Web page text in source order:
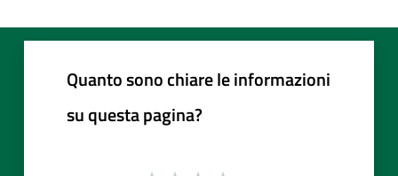
Quanto sono chiare le informazioni
su questa pagina?